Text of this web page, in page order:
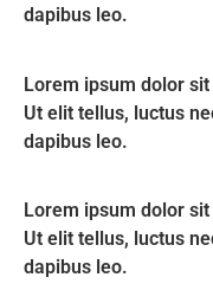
dapibus leo.
Lorem ipsum dolor
Ut elit tellus, luctus
dapibus leo.
Lorem ipsum dolor
Ut elit tellus, luctus
dapibus leo.